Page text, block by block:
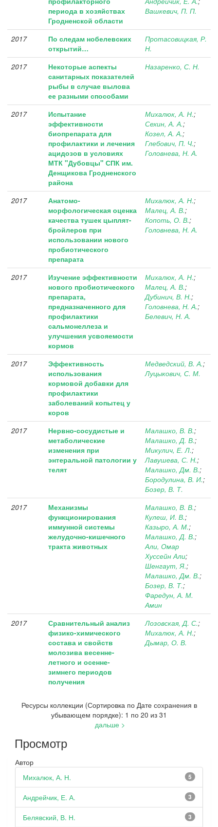
периода в хозяйствах
Гродненской области
Вашкевич, П. П.
2017
По следам нобелевских
открытий…
Протасовицкая, Р.
Н.
2017
Некоторые аспекты
санитарных показателей
рыбы в случае вылова
ее разными способами
Назаренко, С. Н.
2017
Испытание
эффективности
биопрепарата для
профилактики и лечения
ацидозов в условиях
МТК "Дубовцы" СПК им.
Денщикова Гродненского
района
Михалюк, А. Н.;
Сехин, А. А.;
Козел, А. А.;
Глебович, П. Ч.;
Головнева, Н. А.
2017
Анатомо-
морфологическая оценка
качества тушек цыплят-
бройлеров при
использовании нового
пробиотического
препарата
Михалюк, А. Н.;
Малец, А. В.;
Копоть, О. В.;
Головнева, Н. А.
2017
Изучение эффективности
нового пробиотического
препарата,
предназначенного для
профилактики
сальмонеллеза и
улучшения усвояемости
кормов
Михалюк, А. Н.;
Малец, А. В.;
Дубинич, В. Н.;
Головнева, Н. А.;
Белевич, Н. А.
2017
Эффективность
использования
кормовой добавки для
профилактики
заболеваний копытец у
коров
Медведский, В. А.;
Луцыкович, С. М.
2017
Нервно-сосудистые и
метаболические
изменения при
энтеральной патологии у
телят
Малашко, В. В.;
Малашко, Д. В.;
Микулич, Е. Л.;
Лавушева, С. Н.;
Малашко, Дм. В.;
Бородулина, В. И.;
Бозер, В. Т.
2017
Механизмы
функционирования
иммунной системы
желудочно-кишечного
тракта животных
Малашко, В. В.;
Кулеш, И. В.;
Казыро, А. М.;
Малашко, Д. В.;
Али, Омар
Хуссейн Али;
Шенгаут, Я.;
Малашко, Дм. В.;
Бозер, В. Т.;
Фаредун, А. М.
Амин
2017
Сравнительный анализ
физико-химического
состава и свойств
молозива весенне-
летного и осенне-
зимнего периодов
получения
Лозовская, Д. С.;
Михалюк, А. Н.;
Дымар, О. В.
Ресурсы коллекции (Сортировка по Дате сохранения в
убывающем порядке): 1 по 20 из 31
дальше >
Просмотр
Автор
5
Михалюк, А. Н.
3
Андрейчик, Е. А.
3
Белявский, В. Н.